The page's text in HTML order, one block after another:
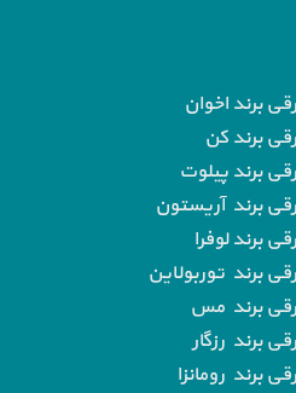
برند اخوان
برند کن
برند پیلوت
برند آریستون
برند لوفرا
برند توربولاین
برند مس
برند رزگار
برند رومانزا